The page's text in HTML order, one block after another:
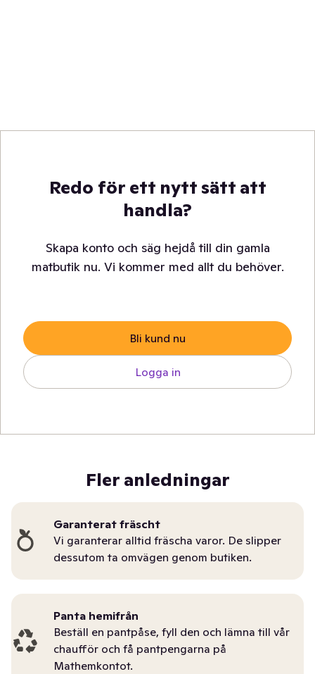
Redo för ett nytt sätt att
handla?
Skapa konto och säg hejdå till din gamla
matbutik nu. Vi kommer med allt du behöver.
Bli kund nu
Logga in
Fler anledningar
Garanterat fräscht
Vi garanterar alltid fräscha varor. De slipper
dessutom ta omvägen genom butiken.
Panta hemifrån
Beställ en pantpåse, fyll den och lämna till vår
chaufför och få pantpengarna på
Mathemkontot.